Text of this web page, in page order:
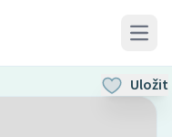
Open
Uložit